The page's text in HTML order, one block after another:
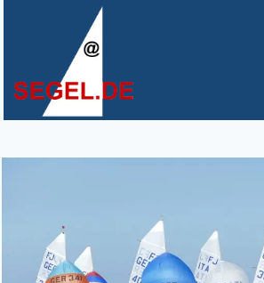
springen